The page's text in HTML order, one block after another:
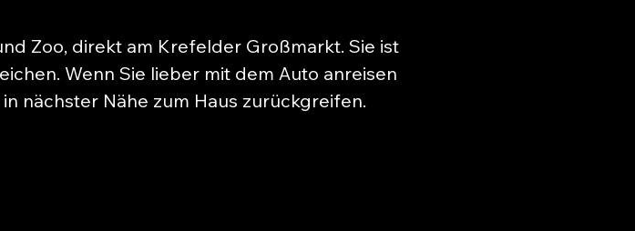
Zoo, direkt am Krefelder Großmarkt. Sie ist
Wenn Sie lieber mit dem Auto anreisen
nächster Nähe zum Haus zurückgreifen.